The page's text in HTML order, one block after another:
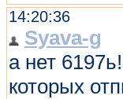
14:20:36
Syava-g
а нет
которых